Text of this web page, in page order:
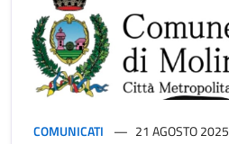
COMUNICATI 21 AGOSTO 2025